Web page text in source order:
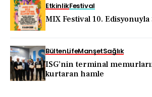
EtkinlikFestival
MIX Festival 10. Edisyonuyla
BültenLifeManşetSağlık
ISG’nin terminal
kurtaran hamle